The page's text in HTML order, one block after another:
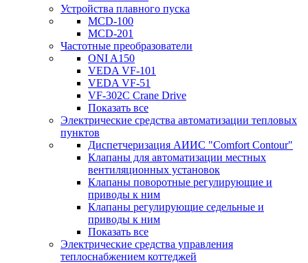
Устройства плавного пуска
MCD-100
MCD-201
Частотные преобразователи
ONI A150
VEDA VF-101
VEDA VF-51
VF-302C Crane Drive
Показать все
Электрические средства автоматизации тепловых
пунктов
Диспетчеризация АИИС "Comfort Contour"
Клапаны для автоматизации местных
вентиляционных установок
Клапаны поворотные регулирующие и
приводы к ним
Клапаны регулирующие седельные и
приводы к ним
Показать все
Электрические средства управления
теплоснабжением коттеджей